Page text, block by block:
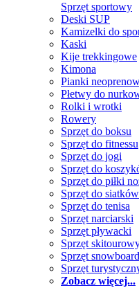
Sprzęt sportowy
Deski SUP
Kamizelki do
Kaski
Kije trekkingowe
Kimona
Pianki
Płetwy do
Rolki i wrotki
Rowery
Sprzęt do boksu
Sprzęt do fitnessu
Sprzęt do jogi
Sprzęt do
Sprzęt do piłki
Sprzęt do
Sprzęt do tenisa
Sprzęt narciarski
Sprzęt pływacki
Sprzęt
Sprzęt
Sprzęt
Zobacz więcej...